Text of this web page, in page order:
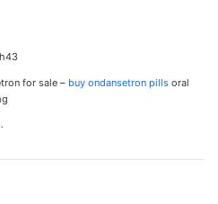
for sale – buy ondansetron pills oral